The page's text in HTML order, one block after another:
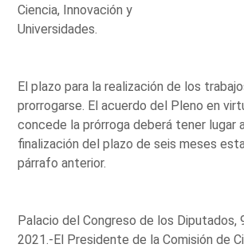
Ciencia, Innovación y
Universidades.
El plazo para la realización de los
prorrogarse. El acuerdo del Pleno en
concede la prórroga deberá tener lugar
finalización del plazo de seis meses
párrafo anterior.
Palacio del Congreso de los Diputados,
2021.-El Presidente de la Comisión de